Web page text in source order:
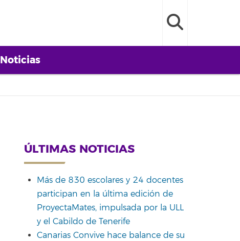
Noticias
ÚLTIMAS NOTICIAS
Más de 830 escolares y 24 docentes
participan en la última edición de
ProyectaMates, impulsada por la ULL
y el Cabildo de Tenerife
Canarias Convive hace balance de su